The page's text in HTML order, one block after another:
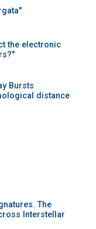
the electronic
Bursts
distance
The
Interstellar